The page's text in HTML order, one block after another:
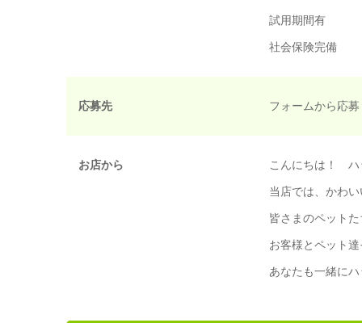
試用期間有
社会保険完備
応募先 フォームから応
お店から こんにちは！ ハ
当店では、かわ
皆さまのペット
お客様とペット
あなたも一緒に